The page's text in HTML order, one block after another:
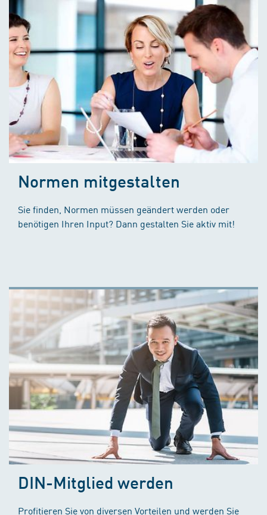
Normen mitgestalten
Sie finden, Normen müssen geändert werden oder
benötigen Ihren Input? Dann gestalten Sie aktiv mit!
DIN-Mitglied werden
Profitieren Sie von diversen Vorteilen und werden Sie